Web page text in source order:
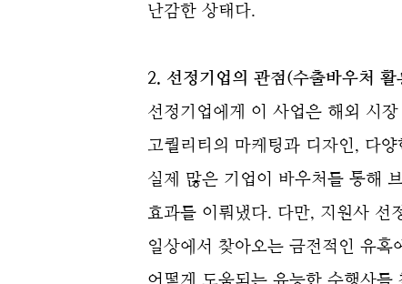
난감한 상태다.
2. 선정기업의 관점(수출바우처 활
선정기업에게 이 사업은 해외 시
고퀄리티의 마케팅과 디자인, 다
실제 많은 기업이 바우처를 통해
효과를 이뤄냈다. 다만, 지원사 선
일상에서 찾아오는 금전적인 유
어떻게 도움되는 유능한 수행사